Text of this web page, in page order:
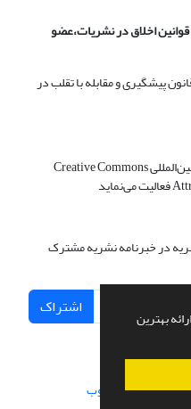
بهترین
قوانین اخلاق در نشریات،عضو
پیشگیری و مقابله با تقلب در
پژوه‌نامه فقه و علوم اسلامی تحت مجوز بین‌المللی Creative Commons
فعالیت می‌نماید
در خبرنامه نشریه مشترک
اشتراک
سازی از سیناوب